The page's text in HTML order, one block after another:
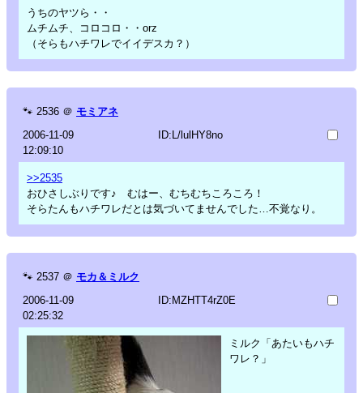
うちのヤツら・・
ムチムチ、コロコロ・・orz
（そらもハチワレでイイデスカ？）
🐾 2536 ＠ モミアネ
2006-11-09
12:09:10
ID:L/lulHY8no
>>2535
おひさしぶりです♪ むはー、むちむちころころ！
そらたんもハチワレだとは気づいてませんでした…不覚なり。
🐾 2537 ＠ モカ＆ミルク
2006-11-09
02:25:32
ID:MZHTT4rZ0E
ミルク「あたいもハチ
ワレ？」